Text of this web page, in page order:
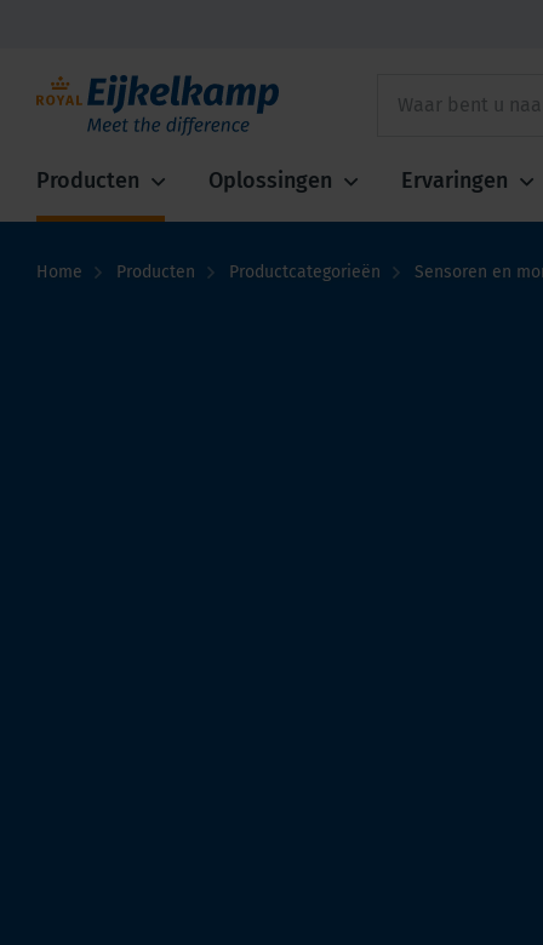
Producten Oplossingen Ervaringen
Home Producten Productcategorieën Sensoren en